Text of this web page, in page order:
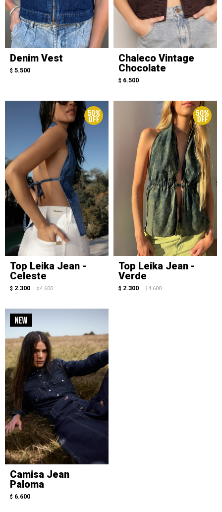
Denim Vest
$ 5.500
Chaleco Vintage
Chocolate
$ 6.500
Top Leika Jean -
Celeste
$ 2.300 $ 4.600
Top Leika Jean -
Verde
$ 2.300 $ 4.600
Camisa Jean
Paloma
$ 6.600